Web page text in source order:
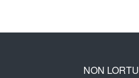
NON LORTU